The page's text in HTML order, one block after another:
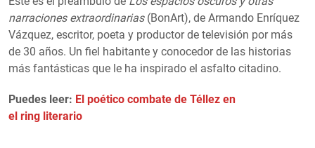
narraciones extraordinarias(BonArt), de Armando Enríquez
Vázquez, escritor, poeta y productor de televisión por más
de 30 años. Un fiel habitante y conocedor de las historias
más fantásticas que le ha inspirado el asfalto citadino.
Puedes leer: El poético combate de Téllez en
el ring literario